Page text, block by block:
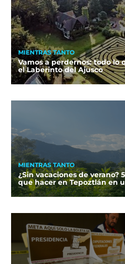
MIENTRAS TANTO
Vamos a perdernos: todo lo
el Laberinto del Ajusco
MIENTRAS TANTO
¿Sin vacaciones de verano?
que hacer en Tepoztlán en